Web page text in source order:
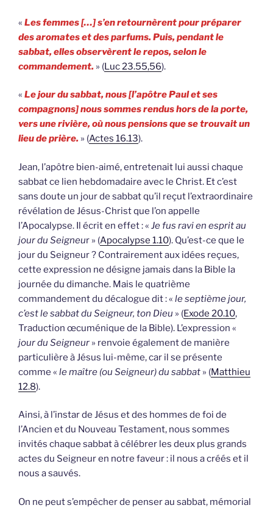
« Les femmes […] s’en retournèrent pour préparer
des aromates et des parfums. Puis, pendant le
sabbat, elles observèrent le repos, selon le
commandement. » (Luc 23.55,56).
« Le jour du sabbat, nous [l’apôtre Paul et ses
compagnons] nous sommes rendus hors de la porte,
vers une rivière, où nous pensions que se trouvait un
lieu de prière. » (Actes 16.13).
Jean, l’apôtre bien-aimé, entretenait lui aussi chaque
sabbat ce lien hebdomadaire avec le Christ. Et c’est
sans doute un jour de sabbat qu’il reçut l’extraordinaire
révélation de Jésus-Christ que l’on appelle
l’Apocalypse. Il écrit en effet : « Je fus ravi en esprit au
jour du Seigneur » (Apocalypse 1.10). Qu’est-ce que le
jour du Seigneur ? Contrairement aux idées reçues,
cette expression ne désigne jamais dans la Bible la
journée du dimanche. Mais le quatrième
commandement du décalogue dit : « le septième jour,
c’est le sabbat du Seigneur, ton Dieu » (Exode 20.10,
Traduction œcuménique de la Bible). L’expression «
jour du Seigneur » renvoie également de manière
particulière à Jésus lui-même, car il se présente
comme « le maître (ou Seigneur) du sabbat » (Matthieu
12.8).
Ainsi, à l’instar de Jésus et des hommes de foi de
l’Ancien et du Nouveau Testament, nous sommes
invités chaque sabbat à célébrer les deux plus grands
actes du Seigneur en notre faveur : il nous a créés et il
nous a sauvés.
On ne peut s’empêcher de penser au sabbat, mémorial